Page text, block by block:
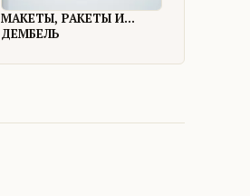
МАКЕТЫ, РАКЕТЫ И...
ДЕМБЕЛЬ